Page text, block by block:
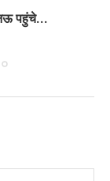
पहुंचे...